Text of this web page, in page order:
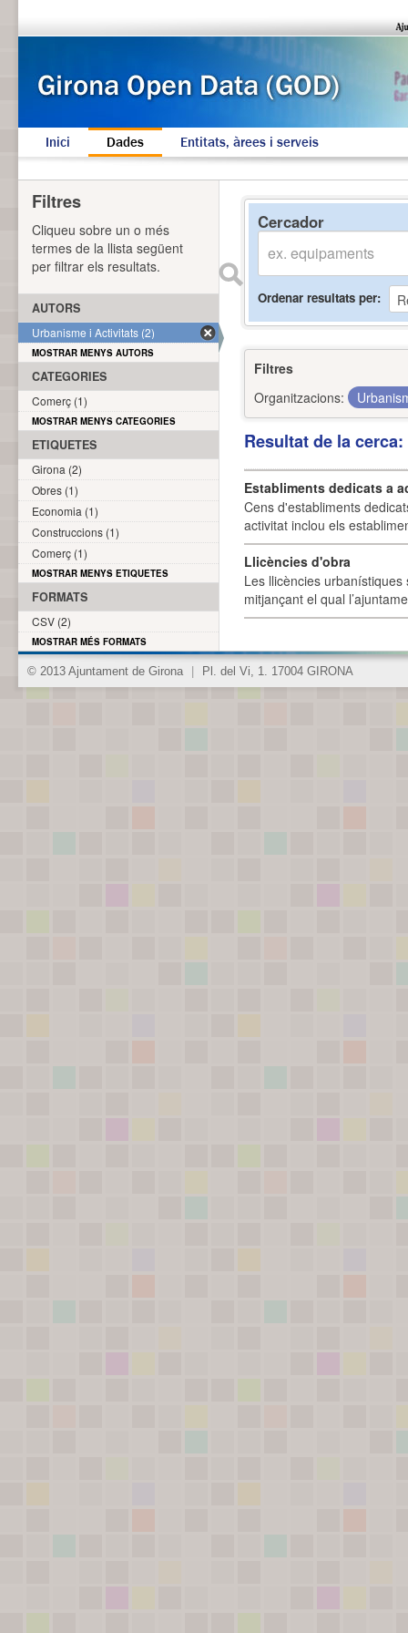
Inici Dades Entitats, àrees i serveis
Cercador
Ordenar resultats per
Filtres
Organitzacions:
Resultat de la
Establiments dedicats a
Cens d'establiments
activitat inclou els
Llicències d'obra
Les llicències
mitjançant el qual
Filtres
Cliqueu sobre un o més
termes de la llista següent
per filtrar els resultats.
AUTORS
Urbanisme i Activitats (2)
MOSTRAR MENYS AUTORS
CATEGORIES
Comerç (1)
MOSTRAR MENYS CATEGORIES
ETIQUETES
Girona (2)
Obres (1)
Economia (1)
Construccions (1)
Comerç (1)
MOSTRAR MENYS ETIQUETES
FORMATS
CSV (2)
MOSTRAR MÉS FORMATS
© 2013 Ajuntament de Girona Pl. del Vi, 1. 17004 GIRONA